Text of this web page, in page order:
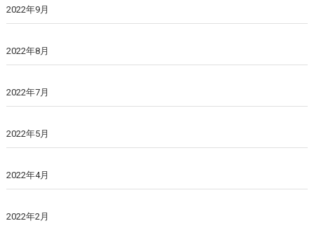
2022年9月
2022年8月
2022年7月
2022年5月
2022年4月
2022年2月